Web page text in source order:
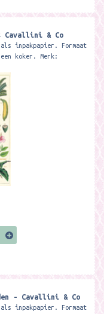
Cavallini & Co
inpakpapier. Formaat
koker. Merk:
- Cavallini & Co
inpakpapier. Formaat